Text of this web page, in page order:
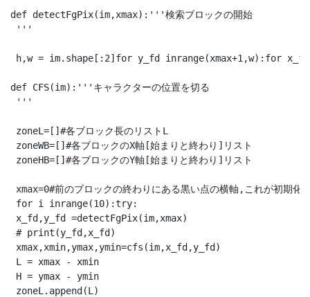
def detectFgPix(im,xmax):'''検索ブロックの開始
'''
h,w = im.shape[:2]for y_fd inrange(xmax+1,w):for
def CFS(im):'''キャラクターの位置を切る
'''
zoneL=[]#各ブロック長のリストL
zoneWB=[]#各ブロックのX軸[始まりと終わり]リスト
zoneHB=[]#各ブロックのY軸[始まりと終わり]リスト
xmax=0#前のブロックの終わりにある黒い点の横軸,これが初期化
for i inrange(10):try:
x_fd,y_fd =detectFgPix(im,xmax)
# print(y_fd,x_fd)
xmax,xmin,ymax,ymin=cfs(im,x_fd,y_fd)
L = xmax - xmin
H = ymax - ymin
zoneL.append(L)